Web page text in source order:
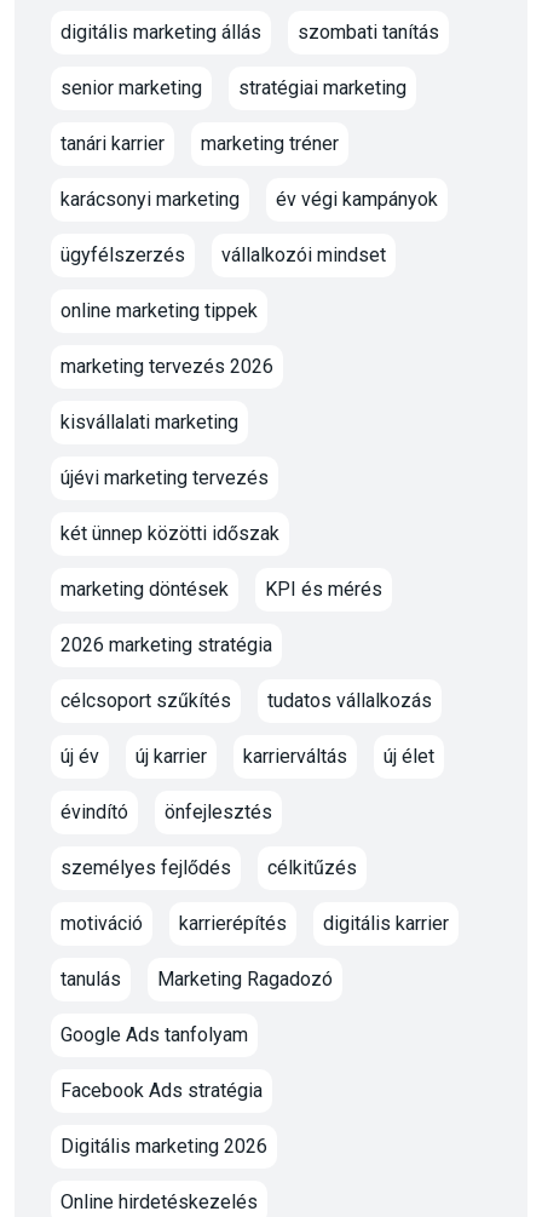
digitális marketing állás szombati tanítás
senior marketing stratégiai marketing
tanári karrier marketing tréner
karácsonyi marketing év végi kampányok
ügyfélszerzés vállalkozói mindset
online marketing tippek
marketing tervezés 2026
kisvállalati marketing
újévi marketing tervezés
két ünnep közötti időszak
marketing döntések KPI és mérés
2026 marketing stratégia
célcsoport szűkítés tudatos vállalkozás
új év új karrier karrierváltás új élet
évindító önfejlesztés
személyes fejlődés célkitűzés
motiváció karrierépítés digitális karrier
tanulás Marketing Ragadozó
Google Ads tanfolyam
Facebook Ads stratégia
Digitális marketing 2026
Online hirdetéskezelés